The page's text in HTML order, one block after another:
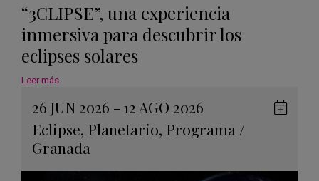
“3CLIPSE”, una experiencia
inmersiva para descubrir los
eclipses solares
Leer más
26 JUN 2026 - 12 AGO 2026
Eclipse, Planetario, Programa /
Granada